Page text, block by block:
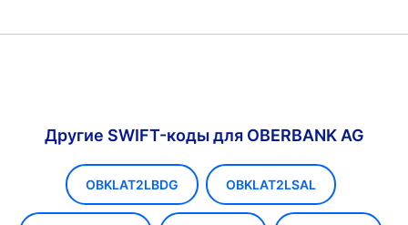
Другие SWIFT-коды для OBERBANK AG
OBKLAT2LBDG OBKLAT2LSAL